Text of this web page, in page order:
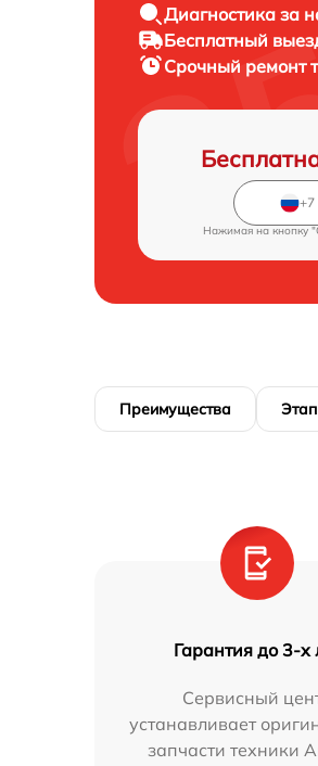
Диагностика за
Бесплатный
Срочный ремонт
Нажимая на кнопку
Преимущества
Гарантия до 3-х
Сервисный
устанавливает
запчасти техники